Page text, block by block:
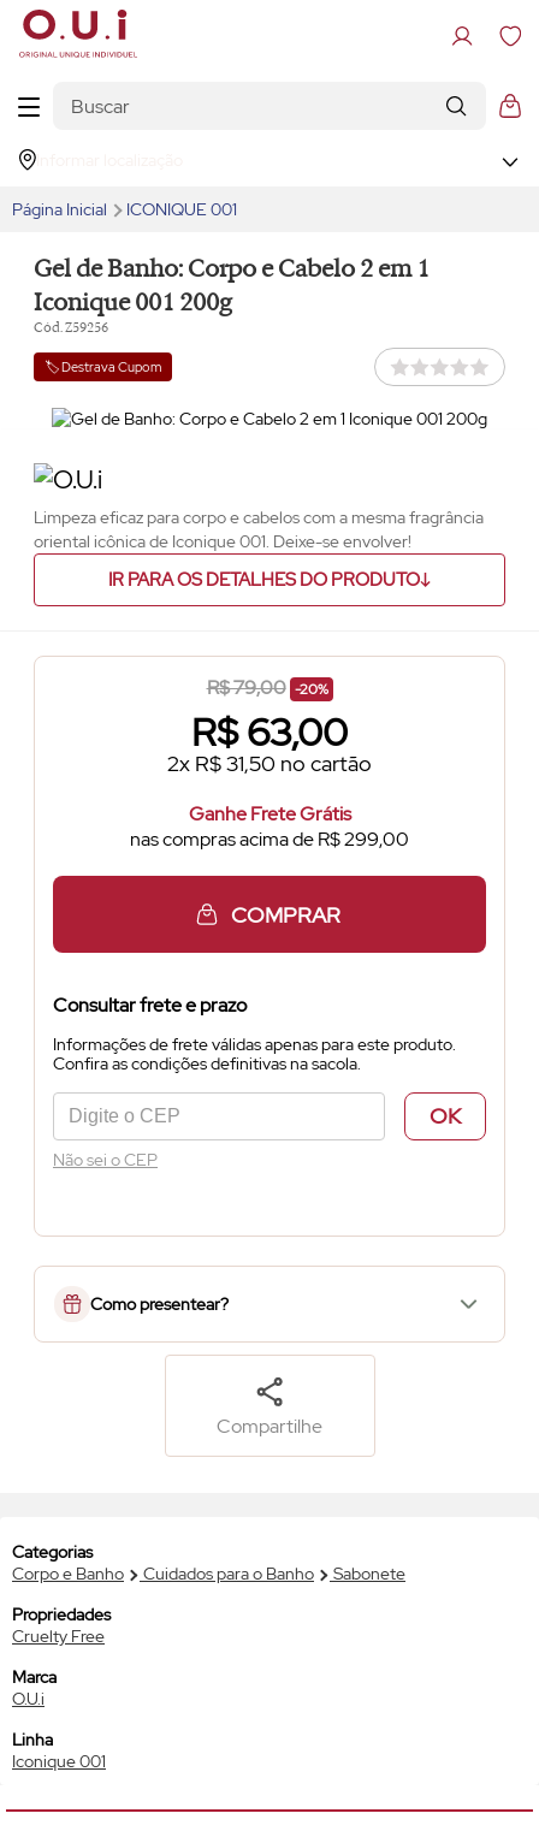
Página Inicial ICONIQUE 001
Gel de Banho: Corpo e Cabelo 2 em 1
Iconique 001 200g
Cód. Z59256
🏷️ Destrava Cupom
Limpeza eficaz para corpo e cabelos com a mesma fragrância
oriental icônica de Iconique 001. Deixe-se envolver!
IR PARA OS DETALHES DO PRODUTO
R$ 79,00 -20%
R$63,00
2x R$ 31,50 no cartão
Ganhe Frete Grátis
nas compras acima de R$ 299,00
COMPRAR
Consultar frete e prazo
Informações de frete válidas apenas para este produto.
Confira as condições definitivas na sacola.
OK
Não sei o CEP
Como presentear?
Compartilhe
Categorias
Corpo e Banho
Cuidados para o Banho
Sabonete
Propriedades
Cruelty Free
Marca
O.U.i
Linha
Iconique 001